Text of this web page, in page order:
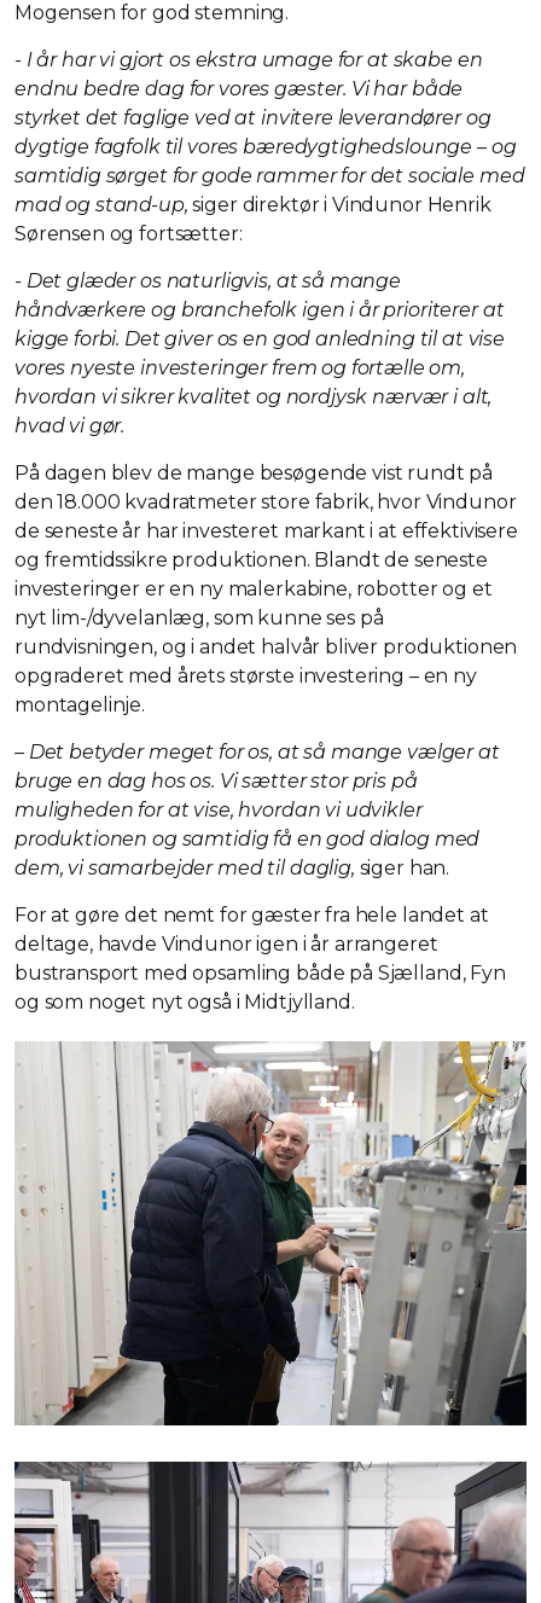
Mogensen for god stemning.
- I år har vi gjort os ekstra umage for at skabe en
endnu bedre dag for vores gæster. Vi har både
styrket det faglige ved at invitere leverandører og
dygtige fagfolk til vores bæredygtighedslounge – og
samtidig sørget for gode rammer for det sociale med
mad og stand-up,siger direktør i Vindunor Henrik
Sørensen og fortsætter:
- Det glæder os naturligvis, at så mange
håndværkere og branchefolk igen i år prioriterer at
kigge forbi. Det giver os en god anledning til at vise
vores nyeste investeringer frem og fortælle om,
hvordan vi sikrer kvalitet og nordjysk nærvær i alt,
hvad vi gør.
På dagen blev de mange besøgende vist rundt på
den 18.000 kvadratmeter store fabrik, hvor Vindunor
de seneste år har investeret markant i at effektivisere
og fremtidssikre produktionen. Blandt de seneste
investeringer er en ny malerkabine, robotter og et
nyt lim-/dyvelanlæg, som kunne ses på
rundvisningen, og i andet halvår bliver produktionen
opgraderet med årets største investering – en ny
montagelinje.
– Det betyder meget for os, at så mange vælger at
bruge en dag hos os. Vi sætter stor pris på
muligheden for at vise, hvordan vi udvikler
produktionen og samtidig få en god dialog med
dem, vi samarbejder med til daglig, siger han.
For at gøre det nemt for gæster fra hele landet at
deltage, havde Vindunor igen i år arrangeret
bustransport med opsamling både på Sjælland, Fyn
og som noget nyt også i Midtjylland.